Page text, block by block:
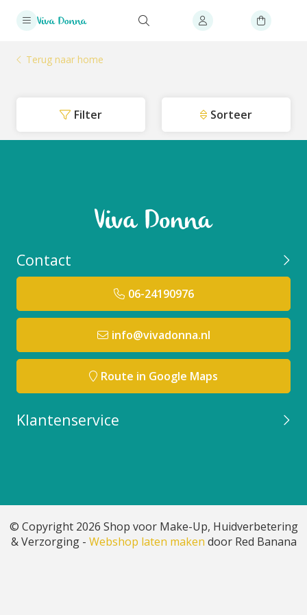
Terug naar home
Filter Sorteer
Contact
06-24190976
info@vivadonna.nl
Route in Google Maps
Klantenservice
© Copyright 2026 Shop voor Make-Up, Huidverbetering
& Verzorging - Webshop laten maken door Red Banana